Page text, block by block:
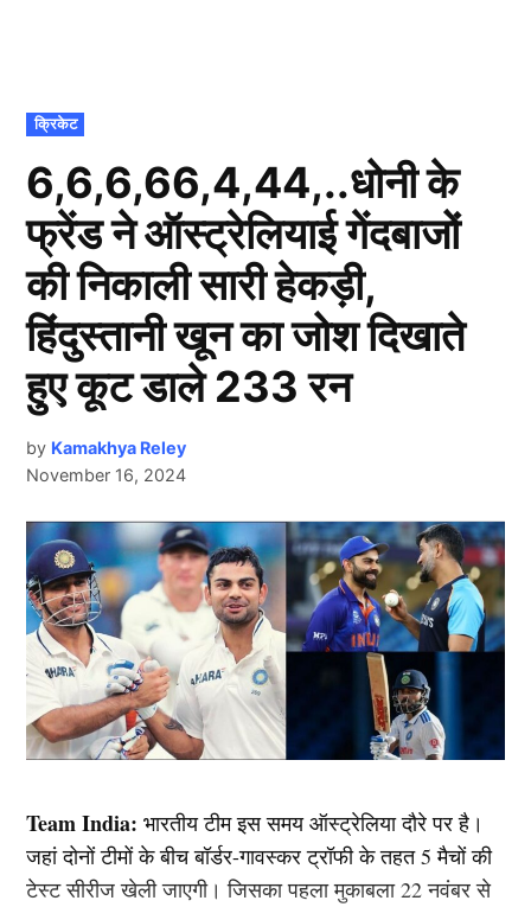
POSTED
IN
क्रिकेट
6,6,6,66,4,44,..धोनी के
फ्रेंड ने ऑस्ट्रेलियाई गेंदबाजों
की निकाली सारी हेकड़ी,
हिंदुस्तानी खून का जोश दिखाते
हुए कूट डाले 233 रन
by Kamakhya Reley
November 16, 2024
Team India: भारतीय टीम इस समय ऑस्ट्रेलिया दौरे पर है।
जहां दोनों टीमों के बीच बॉर्डर-गावस्कर ट्रॉफी के तहत 5 मैचों की
टेस्ट सीरीज खेली जाएगी। जिसका पहला मुकाबला 22 नवंबर से